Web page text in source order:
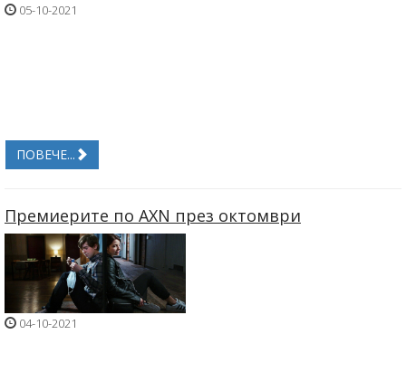
05-10-2021
ПОВЕЧЕ...
Премиерите по AXN през октомври
04-10-2021